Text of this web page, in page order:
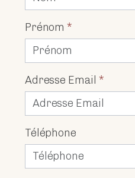
Prénom *
Adresse Email *
Téléphone